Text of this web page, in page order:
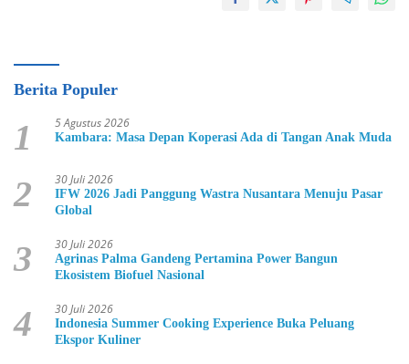
Berita Populer
1 5 Agustus 2026
Kambara: Masa Depan Koperasi Ada di Tangan Anak Muda
2 30 Juli 2026
IFW 2026 Jadi Panggung Wastra Nusantara Menuju Pasar
Global
3 30 Juli 2026
Agrinas Palma Gandeng Pertamina Power Bangun
Ekosistem Biofuel Nasional
4 30 Juli 2026
Indonesia Summer Cooking Experience Buka Peluang
Ekspor Kuliner